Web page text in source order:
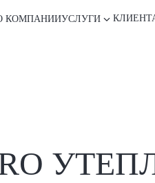
КОМПАНИИУСЛУГИ